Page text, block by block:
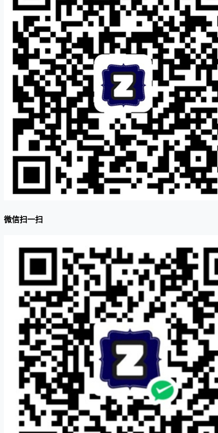
微信扫一扫